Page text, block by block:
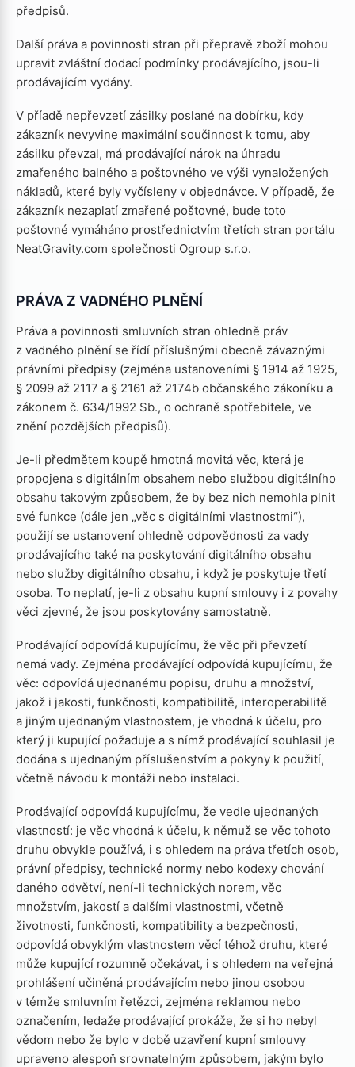
předpisů.
Další práva a povinnosti stran při přepravě zboží mohou
upravit zvláštní dodací podmínky prodávajícího, jsou-li
prodávajícím vydány.
V příadě nepřevzetí zásilky poslané na dobírku, kdy
zákazník nevyvine maximální součinnost k tomu, aby
zásilku převzal, má prodávající nárok na úhradu
zmařeného balného a poštovného ve výši vynaložených
nákladů, které byly vyčísleny v objednávce. V případě, že
zákazník nezaplatí zmařené poštovné, bude toto
poštovné vymáháno prostřednictvím třetích stran portálu
NeatGravity.com společnosti Ogroup s.r.o.
PRÁVA Z VADNÉHO PLNĚNÍ
Práva a povinnosti smluvních stran ohledně práv
z vadného plnění se řídí příslušnými obecně závaznými
právními předpisy (zejména ustanoveními § 1914 až 1925,
§ 2099 až 2117 a § 2161 až 2174b občanského zákoníku a
zákonem č. 634/1992 Sb., o ochraně spotřebitele, ve
znění pozdějších předpisů).
Je-li předmětem koupě hmotná movitá věc, která je
propojena s digitálním obsahem nebo službou digitálního
obsahu takovým způsobem, že by bez nich nemohla plnit
své funkce (dále jen „věc s digitálními vlastnostmi“),
použijí se ustanovení ohledně odpovědnosti za vady
prodávajícího také na poskytování digitálního obsahu
nebo služby digitálního obsahu, i když je poskytuje třetí
osoba. To neplatí, je-li z obsahu kupní smlouvy i z povahy
věci zjevné, že jsou poskytovány samostatně.
Prodávající odpovídá kupujícímu, že věc při převzetí
nemá vady. Zejména prodávající odpovídá kupujícímu, že
věc: odpovídá ujednanému popisu, druhu a množství,
jakož i jakosti, funkčnosti, kompatibilitě, interoperabilitě
a jiným ujednaným vlastnostem, je vhodná k účelu, pro
který ji kupující požaduje a s nímž prodávající souhlasil je
dodána s ujednaným příslušenstvím a pokyny k použití,
včetně návodu k montáži nebo instalaci.
Prodávající odpovídá kupujícímu, že vedle ujednaných
vlastností: je věc vhodná k účelu, k němuž se věc tohoto
druhu obvykle používá, i s ohledem na práva třetích osob,
právní předpisy, technické normy nebo kodexy chování
daného odvětví, není-li technických norem, věc
množstvím, jakostí a dalšími vlastnostmi, včetně
životnosti, funkčnosti, kompatibility a bezpečnosti,
odpovídá obvyklým vlastnostem věcí téhož druhu, které
může kupující rozumně očekávat, i s ohledem na veřejná
prohlášení učiněná prodávajícím nebo jinou osobou
v témže smluvním řetězci, zejména reklamou nebo
označením, ledaže prodávající prokáže, že si ho nebyl
vědom nebo že bylo v době uzavření kupní smlouvy
upraveno alespoň srovnatelným způsobem, jakým bylo